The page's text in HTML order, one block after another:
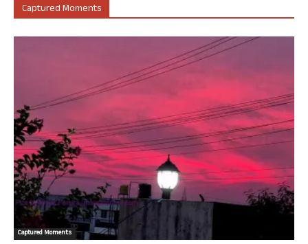
Captured Moments
Captured Moments